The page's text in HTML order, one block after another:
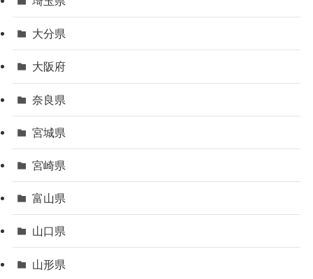
大分県
大阪府
奈良県
宮城県
宮崎県
富山県
山口県
山形県